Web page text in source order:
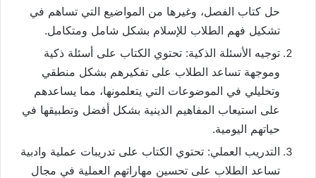
حل كتاب الفصل، وغيرها من المواضيع التي تساهم في
تشكيل فهم الطلاب للإسلام بشكل شامل ومتكامل.
توجيه الأسئلة الذكية: تحتوي الكتاب على أسئلة ذكية
وموجهة تساعد الطلاب على تفكيرهم بشكل منطقي
وتحليلي في الموضوعات التي يتعلمونها، مما يساعدهم
على استيعاب المفاهيم الدينية بشكل أفضل وتطبيقها في
حياتهم اليومية.
التدريب العملي: تحتوي الكتاب على تدريبات عملية وادبية
تساعد الطلاب على تحسين مهاراتهم العملية في مجال